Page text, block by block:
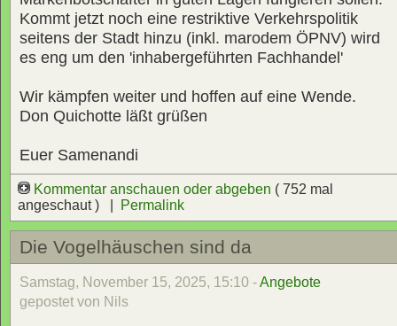
Kommt jetzt noch eine restriktive Verkehrspolitik
seitens der Stadt hinzu (inkl. marodem ÖPNV) wird
es eng um den 'inhabergeführten Fachhandel'
Wir kämpfen weiter und hoffen auf eine Wende.
Don Quichotte läßt grüßen
Euer Samenandi
Kommentar anschauen oder abgeben ( 752 mal
angeschaut ) |
Permalink
Die Vogelhäuschen sind da
Samstag, November 15, 2025, 15:10 -Angebote
gepostet von Nils